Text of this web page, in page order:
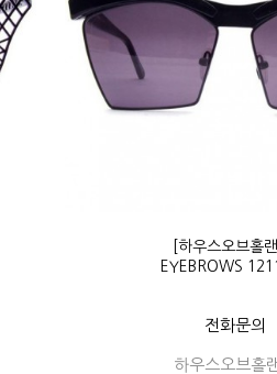
[하우스오브홀
EYEBROWS
전화문의
하우스오브홀